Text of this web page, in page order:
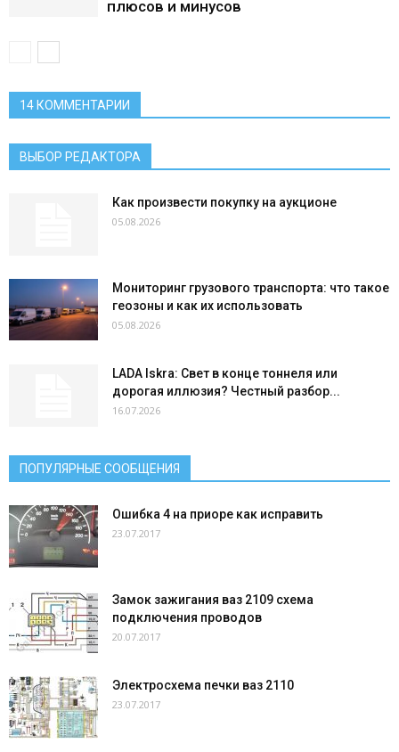
плюсов и минусов
14 КОММЕНТАРИИ
ВЫБОР РЕДАКТОРА
Как произвести покупку на аукционе
05.08.2026
Мониторинг грузового транспорта: что такое
геозоны и как их использовать
05.08.2026
LADA Iskra: Свет в конце тоннеля или
дорогая иллюзия? Честный разбор...
16.07.2026
ПОПУЛЯРНЫЕ СООБЩЕНИЯ
Ошибка 4 на приоре как исправить
23.07.2017
Замок зажигания ваз 2109 схема
подключения проводов
20.07.2017
Электросхема печки ваз 2110
23.07.2017